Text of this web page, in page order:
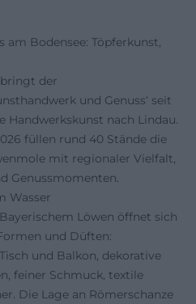
am Bodensee: Töpferkunst,
der
und Genuss‘ seit
Handwerkskunst nach Lindau.
füllen rund 40 Stände die
mit regionaler Vielfalt,
Genussmomenten.
Wasser
Löwen öffnet sich
und Düften:
und Balkon, dekorative
feiner Schmuck, textile
Die Lage an Römerschanze